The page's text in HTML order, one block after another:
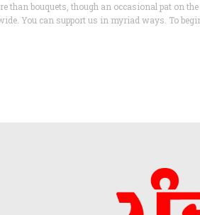
than bouquets, though an occasional pat on
You can support us in myriad ways. To